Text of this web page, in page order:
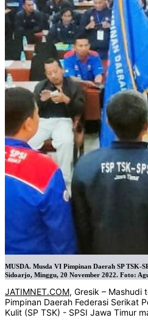
MUSDA. Musda VI Pimpinan Daerah SP TSK-
Sidoarjo, Minggu, 20 November 2022. Foto:
JATIMNET.COM, Gresik – Mashudi
Pimpinan Daerah Federasi Serikat
Kulit (SP TSK) - SPSI Jawa Timur